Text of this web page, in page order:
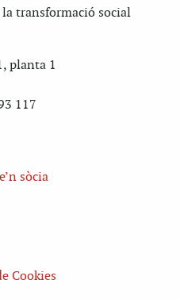
transformació social
planta 1
117
sòcia
Cookies